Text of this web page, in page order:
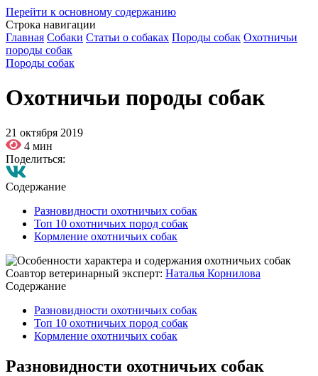
Перейти к основному содержанию
Строка навигации
Главная Собаки Статьи о собаках Породы собак Охотничьи
породы собак
Породы собак
Охотничьи породы собак
21 октября 2019
4 мин
Поделиться:
Содержание
Разновидности охотничьих собак
Топ 10 охотничьих пород собак
Кормление охотничьих собак
Соавтор ветеринарный эксперт: Наталья Корнилова
Содержание
Разновидности охотничьих собак
Топ 10 охотничьих пород собак
Кормление охотничьих собак
Разновидности охотничьих собак